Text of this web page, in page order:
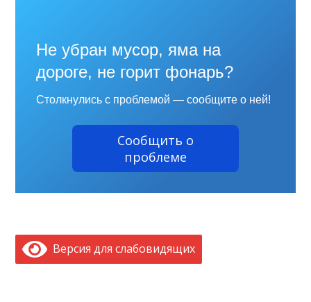
Не убран мусор, яма на
дороге, не горит фонарь?
Столкнулись с проблемой — сообщите о ней!
Сообщить о
проблеме
Версия для слабовидящих